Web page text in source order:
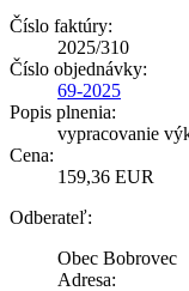
Číslo faktúry:
2025/310
Číslo objednávky:
69-2025
Popis plnenia:
vypracovanie
Cena:
159,36 EUR
Odberateľ:
Obec Bobrovec
Adresa: